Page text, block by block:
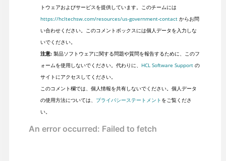
トウェアおよびサービスを提供しています。このチームには
https://hcltechsw.com/resources/us-government-contactからお問
い合わせください。このコメントボックスには個人データを入力しな
いでください。
注意:製品ソフトウェアに関する問題や質問を報告するために、このフ
ォームを使用しないでください。代わりに、 HCL Software Supportの
サイトにアクセスしてください。
このコメント欄では、個人情報を共有しないでください。個人データ
の使用方法については、 プライバシーステートメント をご覧くださ
い。